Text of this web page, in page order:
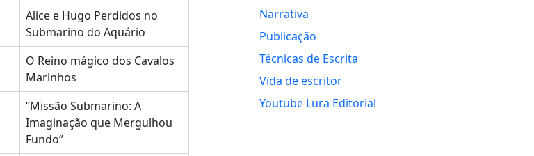
Alice e Hugo Perdidos no
Submarino do Aquário
O Reino mágico dos Cavalos
Marinhos
“Missão Submarino: A
Imaginação que Mergulhou
Fundo”
Narrativa
Publicação
Técnicas de Escrita
Vida de escritor
Youtube Lura Editorial